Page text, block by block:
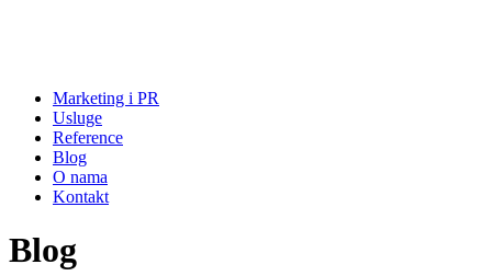
Marketing i PR
Usluge
Reference
Blog
O nama
Kontakt
Blog